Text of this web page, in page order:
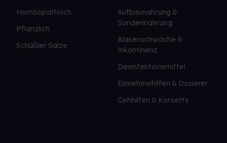
Homöopathisch
Pflanzlich
Schüßler Salze
Aufbaunahrung &
Sondennahrung
Blasenschwäche &
Inkontinenz
Desinfektionsmittel
Einnehmehilfen & Dosierer
Gehhilfen & Korsetts